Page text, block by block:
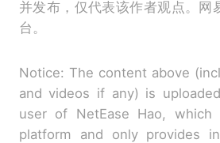
并发布，仅代表该作者观点。网
台。
Notice: The content above
and videos if any) is
user of NetEase Hao,
platform and only provides